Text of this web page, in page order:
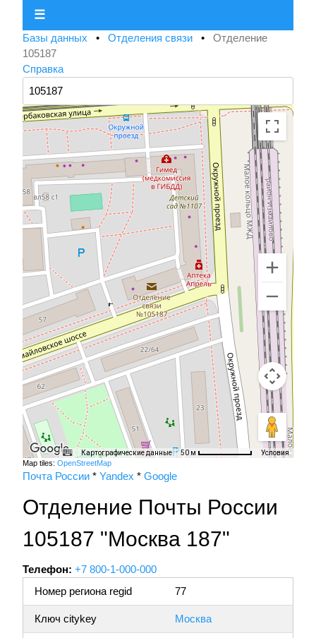
☰
Базы данных • Отделения связи • Отделение
105187
Справка
Картографические данные 50 м Условия
Map tiles: OpenStreetMap
Почта России * Yandex * Google
Отделение Почты России
105187 "Москва 187"
Телефон: +7 800-1-000-000
Номер региона regid
77
Ключ citykey Москва